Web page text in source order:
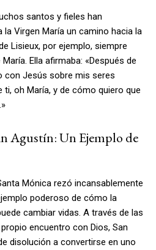
santos y fieles han
Virgen María un camino hacia la
Lisieux, por ejemplo, siempre
Ella afirmaba: «Después de
con Jesús sobre mis seres
ti, oh María, y de cómo quiero que
Agustín: Un Ejemplo de
Mónica rezó incansablemente
poderoso de cómo la
cambiar vidas. A través de las
encuentro con Dios, San
disolución a convertirse en uno